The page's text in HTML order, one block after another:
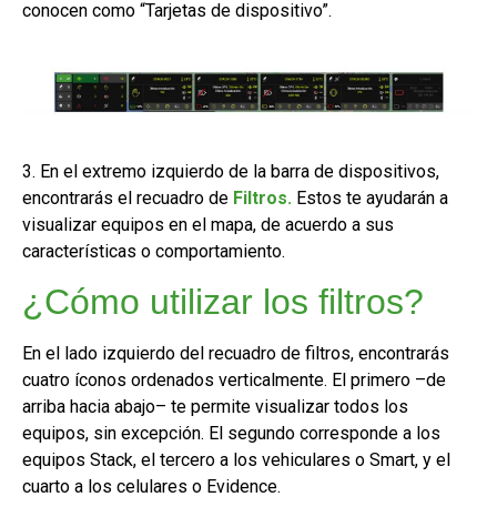
conocen como “Tarjetas de dispositivo”.
3. En el extremo izquierdo de la barra de dispositivos,
encontrarás el recuadro de Filtros. Estos te ayudarán a
visualizar equipos en el mapa, de acuerdo a sus
características o comportamiento.
¿Cómo utilizar los filtros?
En el lado izquierdo del recuadro de filtros, encontrarás
cuatro íconos ordenados verticalmente. El primero –de
arriba hacia abajo– te permite visualizar todos los
equipos, sin excepción. El segundo corresponde a los
equipos Stack, el tercero a los vehiculares o Smart, y el
cuarto a los celulares o Evidence.